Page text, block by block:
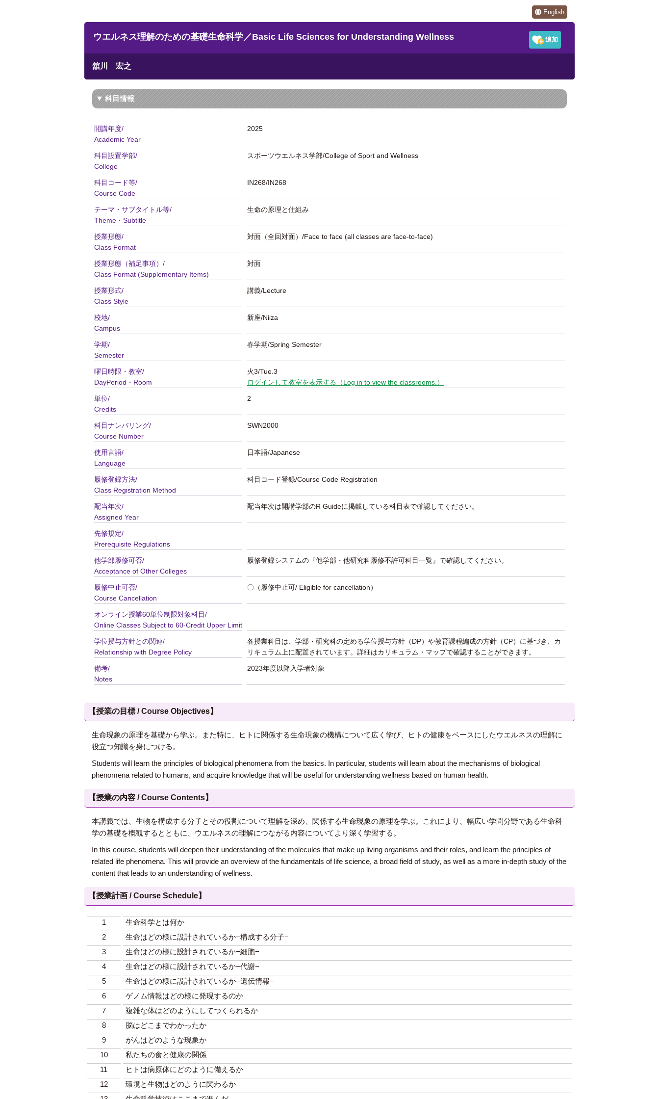
English
ウエルネス理解のための基礎生命科学／Basic Life Sciences for Understanding Wellness
舘川 宏之
科目情報
開講年度/
Academic Year
2025
科目設置学部/
College
スポーツウエルネス学部/College of Sport and Wellness
科目コード等/
Course Code
IN268/IN268
テーマ・サブタイトル等/
Theme・Subtitle
生命の原理と仕組み
授業形態/
Class Format
対面（全回対面）/Face to face (all classes are face-to-face)
授業形態（補足事項）/
Class Format (Supplementary Items)
対面
授業形式/
Class Style
講義/Lecture
校地/
Campus
新座/Niiza
学期/
Semester
春学期/Spring Semester
曜日時限・教室/
DayPeriod・Room
火3/Tue.3
ログインして教室を表示する（Log in to view the classrooms.）
単位/
Credits
2
科目ナンバリング/
Course Number
SWN2000
使用言語/
Language
日本語/Japanese
履修登録方法/
Class Registration Method
科目コード登録/Course Code Registration
配当年次/
Assigned Year
配当年次は開講学部のR Guideに掲載している科目表で確認してください。
先修規定/
Prerequisite Regulations
他学部履修可否/
Acceptance of Other Colleges
履修登録システムの『他学部・他研究科履修不許可科目一覧』で確認してください。
履修中止可否/
Course Cancellation
〇（履修中止可/ Eligible for cancellation）
オンライン授業60単位制限対象科目/
Online Classes Subject to 60-Credit Upper Limit
学位授与方針との関連/
Relationship with Degree Policy
各授業科目は、学部・研究科の定める学位授与方針（DP）や教育課程編成の方針（CP）に基づき、カ
リキュラム上に配置されています。詳細はカリキュラム・マップで確認することができます。
備考/
Notes
2023年度以降入学者対象
【授業の目標 / Course Objectives】
生命現象の原理を基礎から学ぶ。また特に、ヒトに関係する生命現象の機構について広く学び、ヒトの健康をベースにしたウエルネスの理解に
役立つ知識を身につける。
Students will learn the principles of biological phenomena from the basics. In particular, students will learn about the mechanisms of biological
phenomena related to humans, and acquire knowledge that will be useful for understanding wellness based on human health.
【授業の内容 / Course Contents】
本講義では、生物を構成する分子とその役割について理解を深め、関係する生命現象の原理を学ぶ。これにより、幅広い学問分野である生命科
学の基礎を概観するとともに、ウエルネスの理解につながる内容についてより深く学習する。
In this course, students will deepen their understanding of the molecules that make up living organisms and their roles, and learn the principles of
related life phenomena. This will provide an overview of the fundamentals of life science, a broad field of study, as well as a more in-depth study of the
content that leads to an understanding of wellness.
【授業計画 / Course Schedule】
1
生命科学とは何か
2
生命はどの様に設計されているか−構成する分子−
3
生命はどの様に設計されているか−細胞−
4
生命はどの様に設計されているか−代謝−
5
生命はどの様に設計されているか−遺伝情報−
6
ゲノム情報はどの様に発現するのか
7
複雑な体はどのようにしてつくられるか
8
脳はどこまでわかったか
9
がんはどのような現象か
10
私たちの食と健康の関係
11
ヒトは病原体にどのように備えるか
12
環境と生物はどのように関わるか